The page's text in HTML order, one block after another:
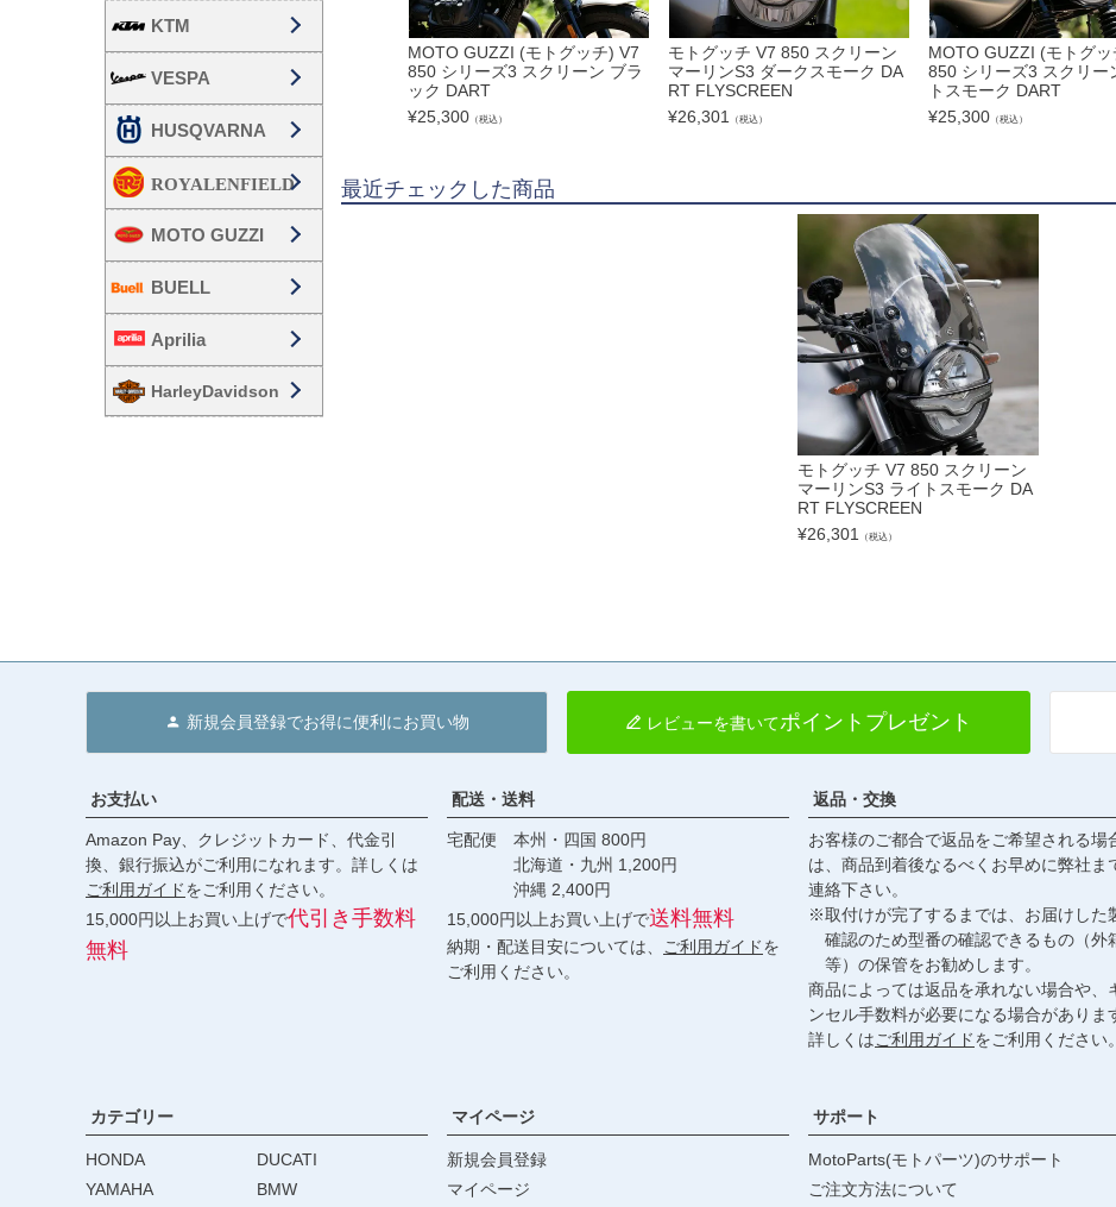
KTM
VESPA
HUSQVARNA
MOTO GUZZI
BUELL
Aprilia
HarleyDavidson
MOTO GUZZI (モトグッチ) V7
850 シリーズ3 スクリーン ブラ
ック DART
¥25,300 （税込）
モトグッチ V7 850 スクリーン
マーリンS3 ダークスモーク DA
RT FLYSCREEN
¥26,301 （税込）
MOTO GUZZI (モトグッ
850 シリーズ3 スクリー
トスモーク DART
¥25,300 （税込）
最近チェックした商品
モトグッチ V7 850 スクリーン
マーリンS3 ライトスモーク DA
RT FLYSCREEN
¥26,301 （税込）
新規会員登録でお得に便利にお買い物 レビューを書いてポイントプレゼント
お支払い
Amazon Pay、クレジットカード、代金引
換、銀行振込がご利用になれます。詳しくは
ご利用ガイドをご利用ください。
15,000円以上お買い上げで代引き手数料
無料
配送・送料
宅配便 本州・四国 800円
北海道・九州 1,200円
沖縄 2,400円
15,000円以上お買い上げで送料無料
納期・配送目安については、 ご利用ガイドを
ご利用ください。
返品・交換
お客様のご都合で返品をご希望される場
は、商品到着後なるべくお早めに弊社ま
連絡下さい。
※取付けが完了するまでは、お届けした
確認のため型番の確認できるもの（外
等）の保管をお勧めします。
商品によっては返品を承れない場合や、
ンセル手数料が必要になる場合がありま
詳しくはご利用ガイドをご利用ください。
カテゴリー
HONDA
YAMAHA
DUCATI
BMW
マイページ
新規会員登録
マイページ
サポート
MotoParts(モトパーツ)のサポート
ご注文方法について